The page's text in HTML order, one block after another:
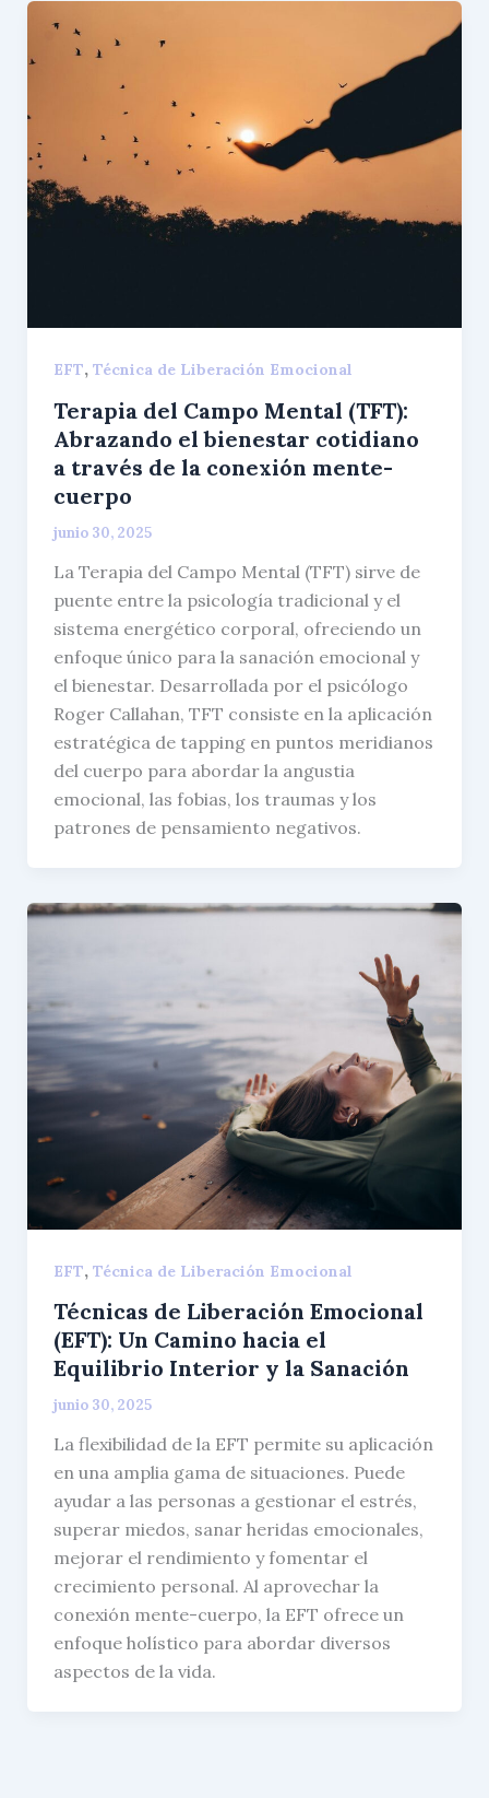
EFT, Técnica de Liberación Emocional
Terapia del Campo Mental (TFT):
Abrazando el bienestar cotidiano
a través de la conexión mente-
cuerpo
junio 30, 2025
La Terapia del Campo Mental (TFT) sirve de
puente entre la psicología tradicional y el
sistema energético corporal, ofreciendo un
enfoque único para la sanación emocional y
el bienestar. Desarrollada por el psicólogo
Roger Callahan, TFT consiste en la aplicación
estratégica de tapping en puntos meridianos
del cuerpo para abordar la angustia
emocional, las fobias, los traumas y los
patrones de pensamiento negativos.
EFT, Técnica de Liberación Emocional
Técnicas de Liberación Emocional
(EFT): Un Camino hacia el
Equilibrio Interior y la Sanación
junio 30, 2025
La flexibilidad de la EFT permite su aplicación
en una amplia gama de situaciones. Puede
ayudar a las personas a gestionar el estrés,
superar miedos, sanar heridas emocionales,
mejorar el rendimiento y fomentar el
crecimiento personal. Al aprovechar la
conexión mente-cuerpo, la EFT ofrece un
enfoque holístico para abordar diversos
aspectos de la vida.